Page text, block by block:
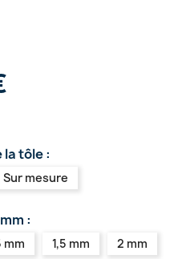
la tôle :
Sur mesure
:
mm 1,5 mm
2 mm